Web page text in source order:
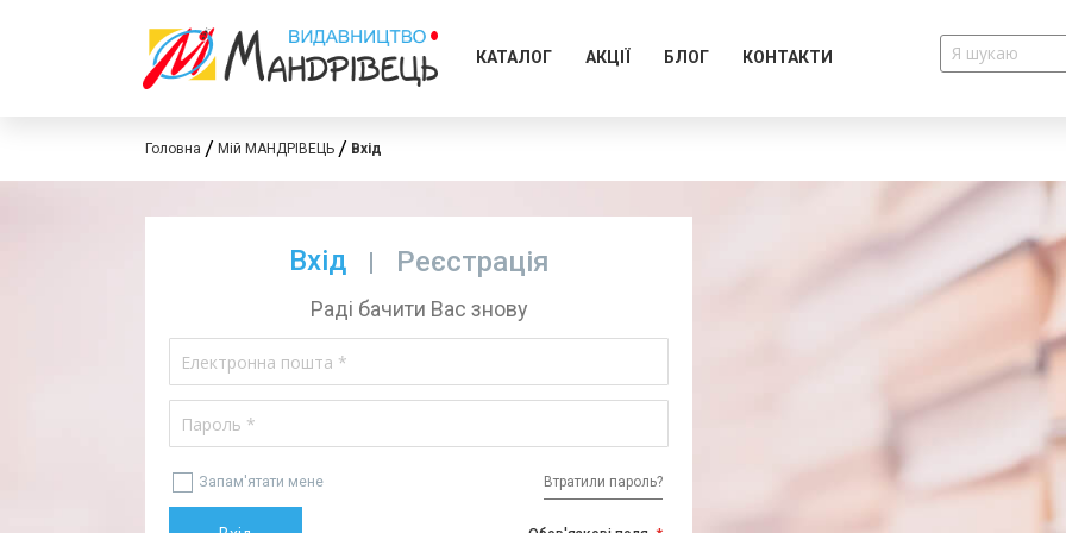
КАТАЛОГ АКЦІЇ БЛОГ КОНТАКТИ
Головна Мій МАНДРІВЕЦЬ Вхід
Вхід Реєстрація
Раді бачити Вас знову
Запам'ятати мене Втратили пароль?